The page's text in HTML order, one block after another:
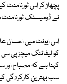
پچھاڑ کر اس ٹورنامنٹ
نے ڈومیسٹک ٹورنامنٹ میں 152 رنز 50.66 کی اوسط سے
کوالیفائنگ میچز پی
کہنا ہے کہ مصباح اور
سب بہترین کارکردگی